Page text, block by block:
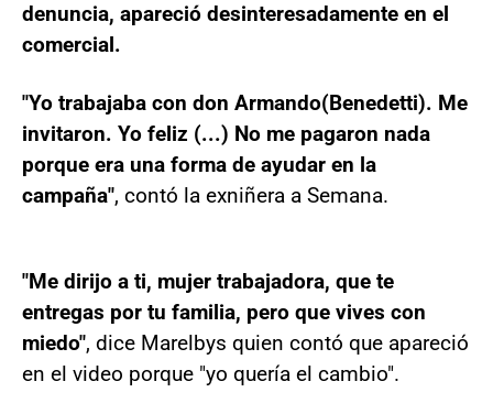
denuncia, apareció desinteresadamente en el
comercial.
"Yo trabajaba con don Armando(Benedetti). Me
invitaron. Yo feliz (...) No me pagaron nada
porque era una forma de ayudar en la
campaña", contó la exniñera a Semana.
"Me dirijo a ti, mujer trabajadora, que te
entregas por tu familia, pero que vives con
miedo", dice Marelbys quien contó que apareció
en el video porque "yo quería el cambio".